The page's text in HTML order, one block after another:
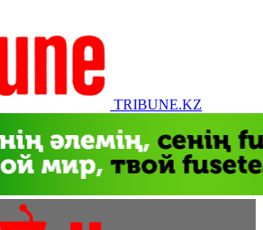
TRIBUNE.KZ